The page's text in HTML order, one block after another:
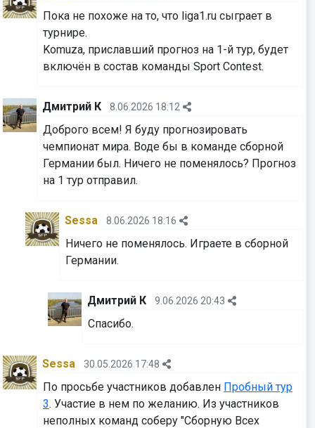
Пока не похоже на то, что liga1.ru сыграет в
турнире.
Komuza, приславший прогноз на 1-й тур, будет
включён в состав команды Sport Contest.
Дмитрий К 8.06.2026 18:12
Доброго всем! Я буду прогнозировать
чемпионат мира. Воде бы в команде сборной
Германии был. Ничего не поменялось? Прогноз
на 1 тур отправил.
Sessa 8.06.2026 18:16
Ничего не поменялось. Играете в сборной
Германии.
Дмитрий К 9.06.2026 20:43
Спасибо.
Sessa 30.05.2026 17:48
По просьбе участников добавлен Пробный тур
3. Участие в нем по желанию. Из участников
неполных команд соберу "Сборную Всех